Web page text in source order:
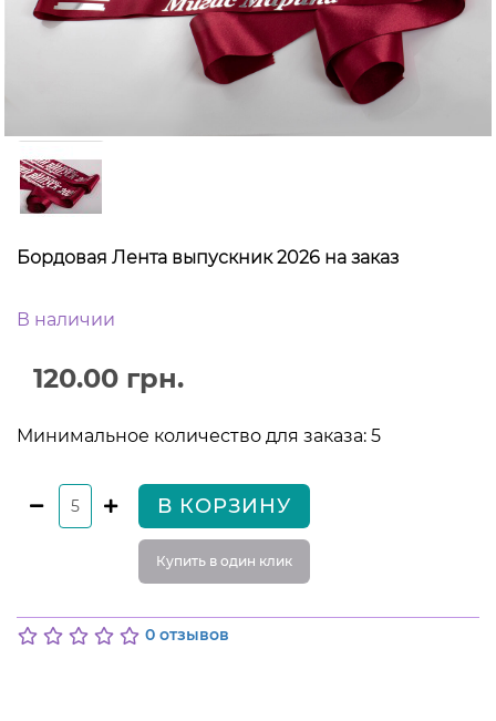
Бордовая Лента выпускник 2026 на заказ
В наличии
120.00 грн.
Минимальное количество для заказа: 5
В КОРЗИНУ
Купить в один клик
0 отзывов